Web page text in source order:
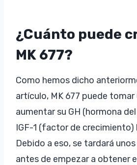
¿Cuánto puede
MK 677?
Como hemos dicho
artículo, MK 677 puede
aumentar su GH (hormona
IGF-1 (factor de crecimiento)
Debido a eso, se tardará
antes de empezar a obtener